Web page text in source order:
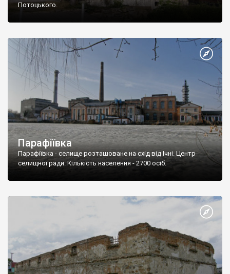
Потоцького.
Парафіївка
Парафіївка - селище розташоване на схід від Ічні. Центр
селищної ради. Кількість населення - 2700 осіб.